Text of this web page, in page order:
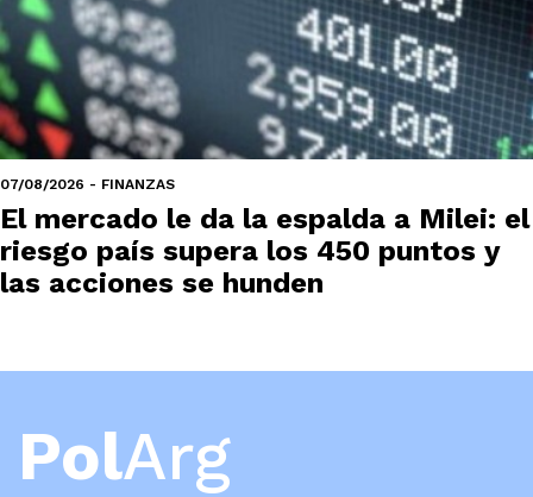
07/08/2026 - FINANZAS
El mercado le da la espalda a Milei: el
riesgo país supera los 450 puntos y
las acciones se hunden
PolArg